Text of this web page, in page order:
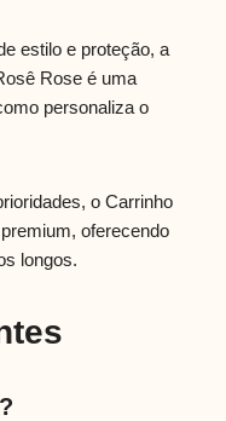
estilo e proteção, a
Rose é uma
personaliza o
o Carrinho
oferecendo
longos.